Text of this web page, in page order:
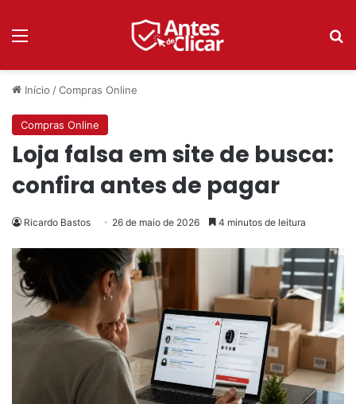
Início /Compras Online
Compras Online
Loja falsa em site de busca:
confira antes de pagar
Ricardo Bastos 26 de maio de 2026 4 minutos de leitura